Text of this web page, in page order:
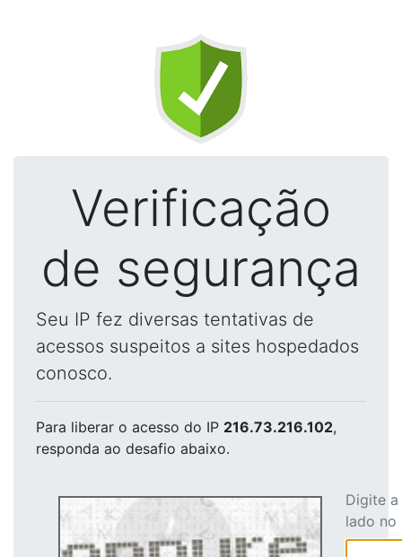
Verificação
de segurança
Seu IP fez diversas tentativas de
acessos suspeitos a sites hospedados
conosco.
Para liberar o acesso do IP 216.73.216.102,
responda ao desafio abaixo.
Digite
lado no